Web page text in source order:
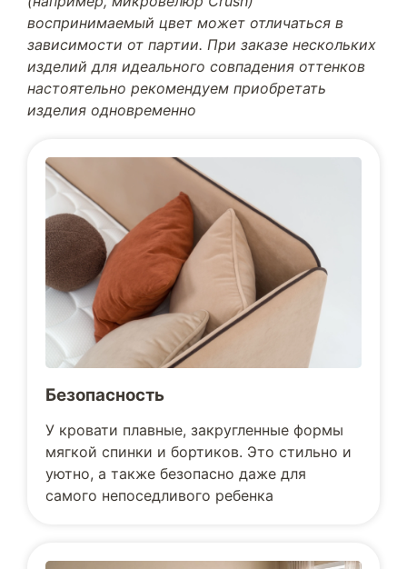
воспринимаемый цвет может отличаться в
зависимости от партии. При заказе нескольких
изделий для идеального совпадения оттенков
настоятельно рекомендуем приобретать
изделия одновременно
Безопасность
У кровати плавные, закругленные формы
мягкой спинки и бортиков. Это стильно и
уютно, а также безопасно даже для
самого непоседливого ребенка